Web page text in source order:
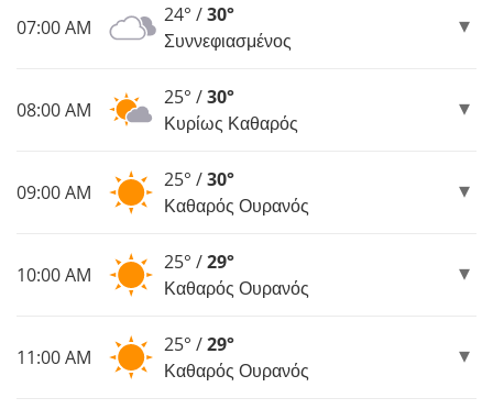
07:00 AM
24° /30°
Συννεφιασμένος
08:00 AM
25° /30°
Κυρίως Καθαρός
09:00 AM
25° /30°
Καθαρός Ουρανός
10:00 AM
25° /29°
Καθαρός Ουρανός
11:00 AM
25° /29°
Καθαρός Ουρανός